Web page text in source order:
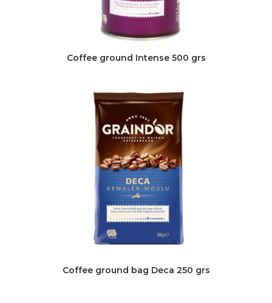
Coffee ground Intense 500 grs
Coffee ground bag Deca 250 grs